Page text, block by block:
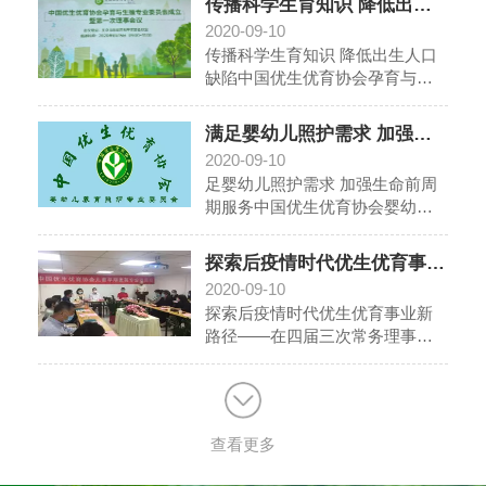
疫。1992年卫生部又将乙型肝炎
疫苗纳入计划免疫范畴。随着科
技进步，计划免疫将不断扩大其
主要是针对生殖系统和遗传因素
所做的检查。夫妻双方同做相关
项目的孕前检查，是给孩子一生
健康的基本保证。健康的宝宝首
先必须是健康精子和卵子结合的
结晶，所以男士也要作检查。孕
前检查最佳时间是怀孕前3～6个
月。
传播科学生育知识 降低出生人口缺陷
2020-09-10
传播科学生育知识 降低出生人口
缺陷中国优生优育协会孕育与生
年8月15日上午，中国优生优育协
会孕育与生殖专业委员会在北京
和平宾馆召开成立大会暨第一次
委员会。会议采取线上线下相结
合方式进行，选举产生第一届委
员会和主任委员、副主任委员、
执行主任。中国优生优育协会戴
旭光会长和吕贞臻副会长、王松
俊副会长到会指导，协会副秘书
长兼办公室主任李月富、组织会
满足婴幼儿照护需求 加强生命前周期服务
2020-09-10
足婴幼儿照护需求 加强生命前周
期服务中国优生优育协会婴幼儿
日上午，中国优生优育协会婴幼
儿养育照护专业委员会在北京辽
宁大厦召开成立大会。会议采取
线上与线下相结合的方式进行，
主任委员、副主任委员、执行主
任、委员会委员候选人和会员单
位、合作单位代表近200人参加会
议。中国优生优育协会戴旭光会
长，北京市卫生健康委妇幼处郗
淑艳处长，中国优生优育协会吕
探索后疫情时代优生优育事业新路径
2020-09-10
探索后疫情时代优生优育事业新
路径——在四届三次常务理事会
（2020年8月22日，北京）中国优
生优育协会会长 戴旭光 在全
中国优生优育协会采取线下线上
查看更多